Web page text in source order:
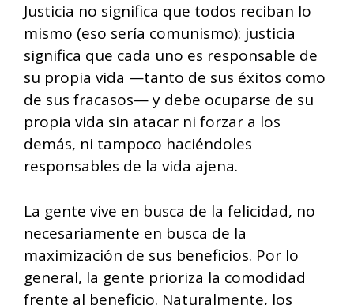
Justicia no significa que todos reciban lo
mismo (eso sería comunismo): justicia
significa que cada uno es responsable de
su propia vida —tanto de sus éxitos como
de sus fracasos— y debe ocuparse de su
propia vida sin atacar ni forzar a los
demás, ni tampoco haciéndoles
responsables de la vida ajena.
La gente vive en busca de la felicidad, no
necesariamente en busca de la
maximización de sus beneficios. Por lo
general, la gente prioriza la comodidad
frente al beneficio. Naturalmente, los